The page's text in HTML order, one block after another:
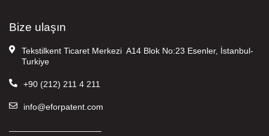
Bize ulaşın
Tekstilkent Ticaret Merkezi A14 Blok No:23 Esenler, İstanbul-
Turkiye
+90 (212) 211 4 211
info@eforpatent.com
———————————